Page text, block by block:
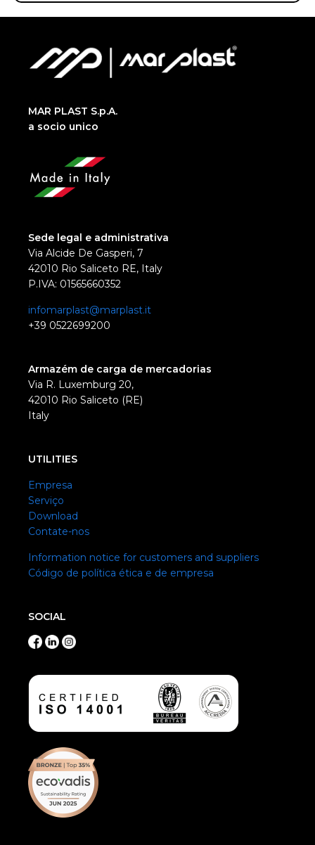
MAR PLAST S.p.A.
a socio unico
Sede legal e administrativa
Via Alcide De Gasperi, 7
42010 Rio Saliceto RE, Italy
P.IVA: 01565660352
infomarplast@marplast.it
+39 0522699200
Armazém de carga de mercadorias
Via R. Luxemburg 20,
42010 Rio Saliceto (RE)
Italy
UTILITIES
Empresa
Serviço
Download
Contate-nos
Information notice for customers and suppliers
Código de política ética e de empresa
SOCIAL